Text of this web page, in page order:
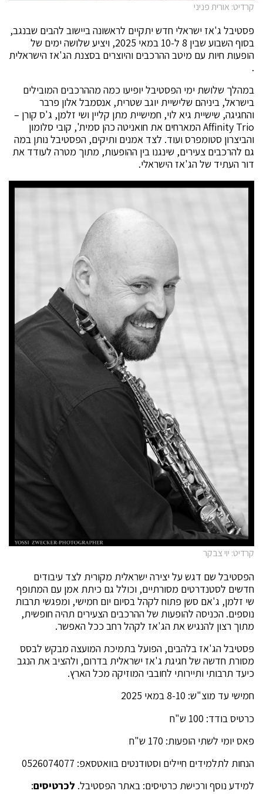
קרדיט: אורית פניני
פסטיבל ג'אז ישראלי חדש יתקיים לראשונה ביישוב להבים שבנגב,
בסוף השבוע שבין 8 ל-10 במאי 2025, ויציע שלושה ימים של
הופעות חיות עם מיטב ההרכבים והיוצרים בסצנת הג'אז הישראלית
.
במהלך שלושת ימי הפסטיבל יופיעו כמה מההרכבים המובילים
בישראל, ביניהם שלישיית יוגב שטרית, אנסמבל אלון פרבר
והחגיגה, שישיית גיא לוי, חמישיית מתן קליין ושי זלמן, ג'ס קורן –
Affinity Trio המארחים את חואניטה כהן סמית', קובי סלומון
והביצרון סטומפרס ועוד. לצד אמנים ותיקים, הפסטיבל נותן במה
גם להרכבים צעירים, שינגנו בין ההופעות, מתוך מטרה לעודד את
דור העתיד של הג'אז הישראלי.
קרדיט: יוי צבקר
הפסטיבל שם דגש על יצירה ישראלית מקורית לצד עיבודים
חדשים לסטנדרטים מסורתיים, וכולל גם כיתת אמן עם המתופף
שי זלמן, ג'אם סשן פתוח לקהל בסיום יום חמישי, ומפגשי תרבות
נוספים. הכניסה להופעות של ההרכבים הצעירים תהיה חופשית,
מתוך רצון להנגיש את הג'אז לקהל רחב ככל האפשר.
פסטיבל הג'אז בלהבים, הפועל בתמיכת המועצה מבקש לבסס
מסורת חדשה של חגיגת ג'אז ישראלית בדרום, ולהציב את הנגב
כיעד תרבותי ותיירותי לחובבי המוזיקה מכל הארץ.
חמישי עד מוצ"ש: 8-10 במאי 2025
כרטיס בודד: 100 ש"ח
פאס יומי לשתי הופעות: 170 ש"ח
הנחות לתלמידים חיילים וסטודנטים בוואטסאפ: 0526074077
למידע נוסף ורכישת כרטיסים: באתר הפסטיבל.לכרטיסים: